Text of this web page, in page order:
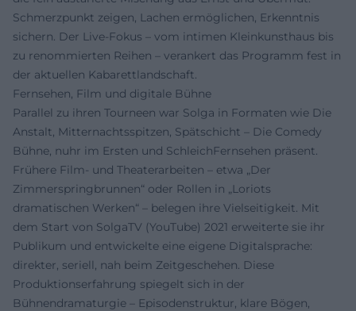
Schmerzpunkt zeigen, Lachen ermöglichen, Erkenntnis
sichern. Der Live-Fokus – vom intimen Kleinkunsthaus bis
zu renommierten Reihen – verankert das Programm fest in
der aktuellen Kabarettlandschaft.
Fernsehen, Film und digitale Bühne
Parallel zu ihren Tourneen war Solga in Formaten wie Die
Anstalt, Mitternachtsspitzen, Spätschicht – Die Comedy
Bühne, nuhr im Ersten und SchleichFernsehen präsent.
Frühere Film- und Theaterarbeiten – etwa „Der
Zimmerspringbrunnen“ oder Rollen in „Loriots
dramatischen Werken“ – belegen ihre Vielseitigkeit. Mit
dem Start von SolgaTV (YouTube) 2021 erweiterte sie ihr
Publikum und entwickelte eine eigene Digitalsprache:
direkter, seriell, nah beim Zeitgeschehen. Diese
Produktionserfahrung spiegelt sich in der
Bühnendramaturgie – Episodenstruktur, klare Bögen,